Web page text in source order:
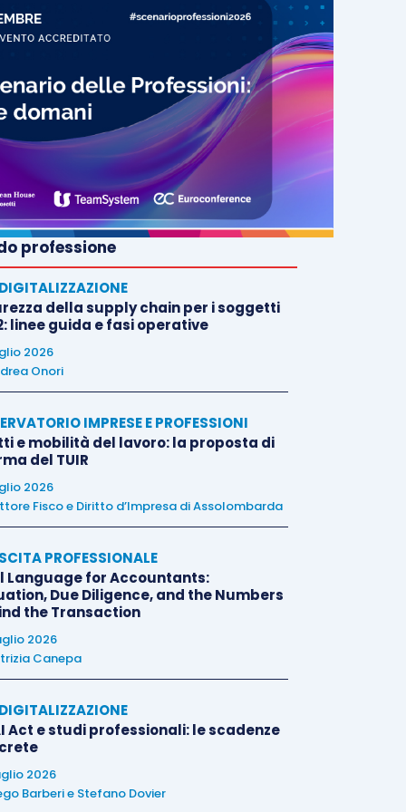
professione
della supply chain per i soggetti
linee guida e fasi operative
2026
Onori
IMPRESE E PROFESSIONI
e mobilità del lavoro: la proposta di
del TUIR
2026
Fisco e Diritto d’Impresa di Assolombarda
PROFESSIONALE
Language for Accountants:
Due Diligence, and the Numbers
the Transaction
2026
Canepa
Act e studi professionali: le scadenze
2026
Barberie Stefano Dovier